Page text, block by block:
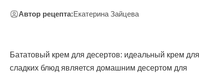
Автор рецепта:Екатерина Зайцева
Бататовый крем для десертов: идеальный крем для
сладких блюд является домашним десертом для